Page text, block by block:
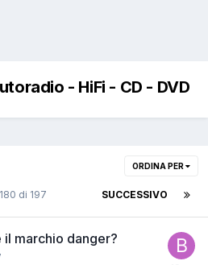
- HiFi - CD - DVD
ORDINA PER
SUCCESSIVO
di 197
marchio danger?